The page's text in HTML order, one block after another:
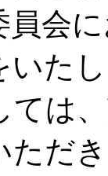
員会
いた
は、
ただ